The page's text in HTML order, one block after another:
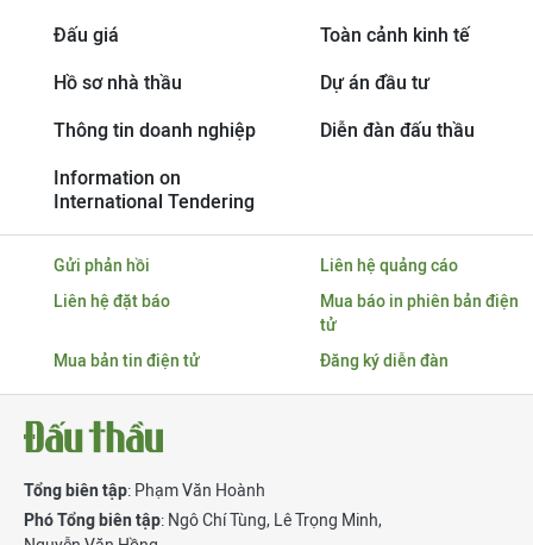
Đấu giá Toàn cảnh kinh tế
Hồ sơ nhà thầu Dự án đầu tư
Thông tin doanh nghiệp Diễn đàn đấu thầu
Information on
International Tendering
Gửi phản hồi
Liên hệ quảng cáo
Liên hệ đặt báo
Mua báo in phiên bản điện
tử
Mua bản tin điện tử
Đăng ký diễn đàn
Tổng biên tập: Phạm Văn Hoành
Phó Tổng biên tập: Ngô Chí Tùng, Lê Trọng Minh,